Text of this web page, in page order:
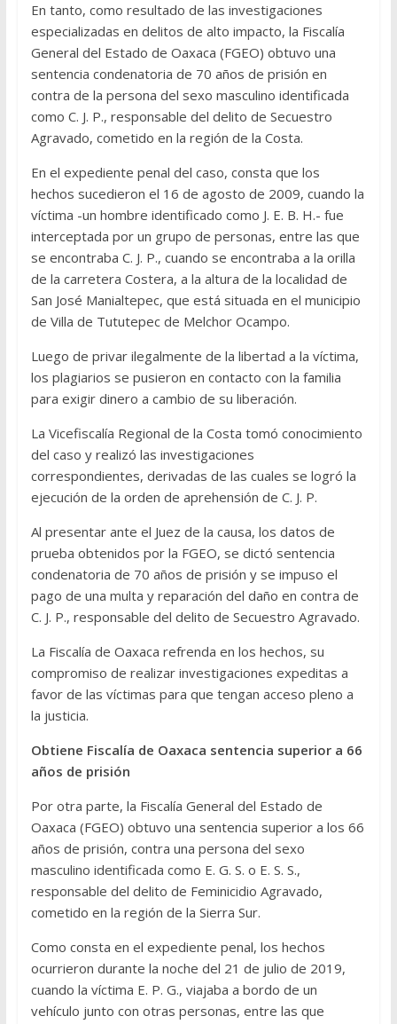
En tanto, como resultado de las investigaciones
especializadas en delitos de alto impacto, la Fiscalía
General del Estado de Oaxaca (FGEO) obtuvo una
sentencia condenatoria de 70 años de prisión en
contra de la persona del sexo masculino identificada
como C. J. P., responsable del delito de Secuestro
Agravado, cometido en la región de la Costa.
En el expediente penal del caso, consta que los
hechos sucedieron el 16 de agosto de 2009, cuando la
víctima -un hombre identificado como J. E. B. H.- fue
interceptada por un grupo de personas, entre las que
se encontraba C. J. P., cuando se encontraba a la orilla
de la carretera Costera, a la altura de la localidad de
San José Manialtepec, que está situada en el municipio
de Villa de Tututepec de Melchor Ocampo.
Luego de privar ilegalmente de la libertad a la víctima,
los plagiarios se pusieron en contacto con la familia
para exigir dinero a cambio de su liberación.
La Vicefiscalía Regional de la Costa tomó conocimiento
del caso y realizó las investigaciones
correspondientes, derivadas de las cuales se logró la
ejecución de la orden de aprehensión de C. J. P.
Al presentar ante el Juez de la causa, los datos de
prueba obtenidos por la FGEO, se dictó sentencia
condenatoria de 70 años de prisión y se impuso el
pago de una multa y reparación del daño en contra de
C. J. P., responsable del delito de Secuestro Agravado.
La Fiscalía de Oaxaca refrenda en los hechos, su
compromiso de realizar investigaciones expeditas a
favor de las víctimas para que tengan acceso pleno a
la justicia.
Obtiene Fiscalía de Oaxaca sentencia superior a 66
años de prisión
Por otra parte, la Fiscalía General del Estado de
Oaxaca (FGEO) obtuvo una sentencia superior a los 66
años de prisión, contra una persona del sexo
masculino identificada como E. G. S. o E. S. S.,
responsable del delito de Feminicidio Agravado,
cometido en la región de la Sierra Sur.
Como consta en el expediente penal, los hechos
ocurrieron durante la noche del 21 de julio de 2019,
cuando la víctima E. P. G., viajaba a bordo de un
vehículo junto con otras personas, entre las que